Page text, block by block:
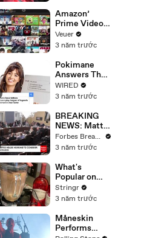
Amazon’
Prime Video
Will Show
Commercials
Year
Veuer
3 năm trước
Pokimane
Answers The
Web's Most
Searched
WIRED
3 năm trước
BREAKING
NEWS: Matt
Gaetz Tells
House
'I'm Not Going
To Vote For A
Continuing
Resolution'
Forbes Breaking News
3 năm trước
What's
Popular on
Uber Eats?
Stringr
3 năm trước
Måneskin
Performs